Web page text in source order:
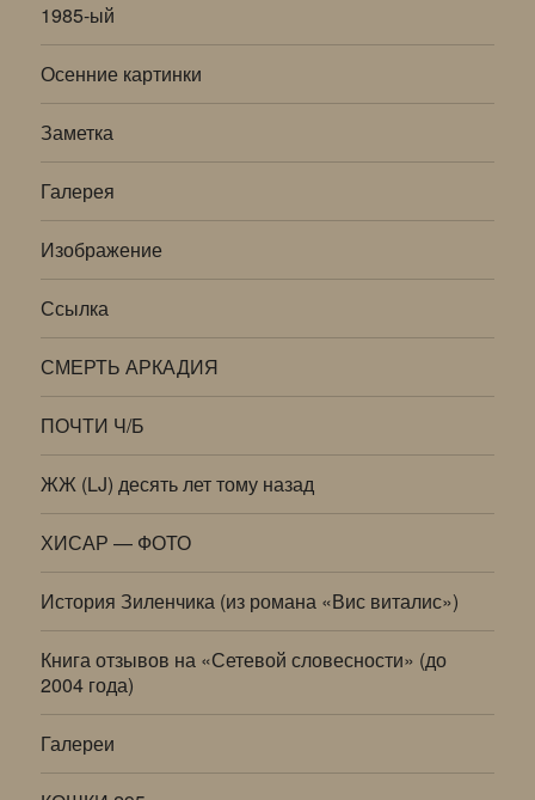
1985-ый
Осенние картинки
Заметка
Галерея
Изображение
Ссылка
СМЕРТЬ АРКАДИЯ
ПОЧТИ Ч/Б
ЖЖ (LJ) десять лет тому назад
ХИСАР — ФОТО
История Зиленчика (из романа «Вис виталис»)
Книга отзывов на «Сетевой словесности» (до
2004 года)
Галереи